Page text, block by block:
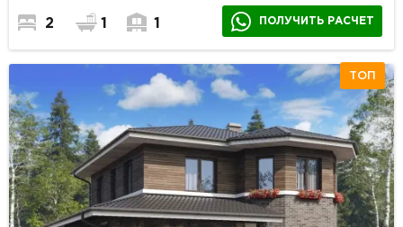
2 1 1 ПОЛУЧИТЬ РАСЧЕТ
ТОП